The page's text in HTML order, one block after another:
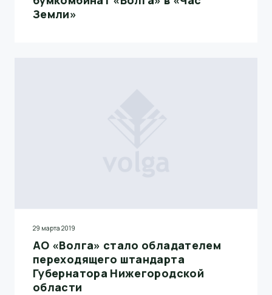
Земли»
29 марта 2019
АО «Волга» стало обладателем
переходящего штандарта
Губернатора Нижегородской
области